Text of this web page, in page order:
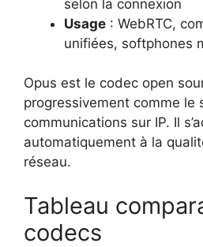
selon la connexion
Usage : WebRTC,
unifiées, softphones
Opus est le codec open
progressivement comme le
communications sur IP. Il
automatiquement à la
réseau.
Tableau
codecs